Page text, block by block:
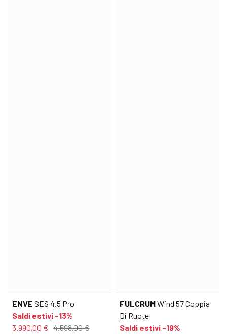
ENVE SES 4.5 Pro
Saldi estivi -13%
3.990,00 € 4.598,00 €
FULCRUMWind 57 Coppia
Di Ruote
Saldi estivi -19%